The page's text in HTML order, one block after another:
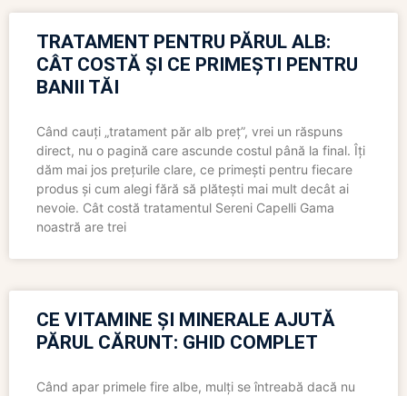
TRATAMENT PENTRU PĂRUL ALB:
CÂT COSTĂ ȘI CE PRIMEȘTI PENTRU
BANII TĂI
Când cauți „tratament păr alb preț”, vrei un răspuns
direct, nu o pagină care ascunde costul până la final. Îți
dăm mai jos prețurile clare, ce primești pentru fiecare
produs și cum alegi fără să plătești mai mult decât ai
nevoie. Cât costă tratamentul Sereni Capelli Gama
noastră are trei
CE VITAMINE ȘI MINERALE AJUTĂ
PĂRUL CĂRUNT: GHID COMPLET
Când apar primele fire albe, mulți se întreabă dacă nu